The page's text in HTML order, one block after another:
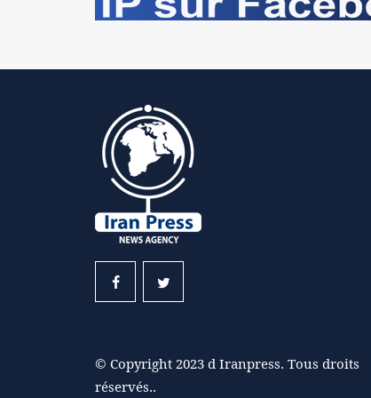
© Copyright 2023 d Iranpress. Tous droits
réservés..